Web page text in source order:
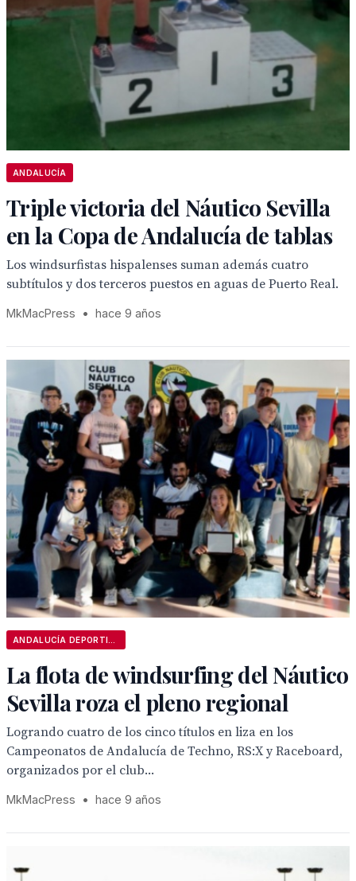
ANDALUCÍA
Triple victoria del Náutico Sevilla
en la Copa de Andalucía de tablas
Los windsurfistas hispalenses suman además cuatro
subtítulos y dos terceros puestos en aguas de Puerto Real.
MkMacPress • hace 9 años
La flota de windsurfing del Náutico
Sevilla roza el pleno regional
Logrando cuatro de los cinco títulos en liza en los
Campeonatos de Andalucía de Techno, RS:X y Raceboard,
organizados por el club...
MkMacPress • hace 9 años